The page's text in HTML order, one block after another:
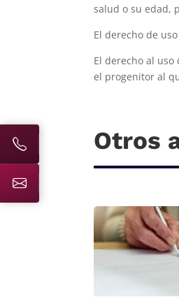
salud o su edad,
El derecho de
El derecho al
el progenitor al
Otros